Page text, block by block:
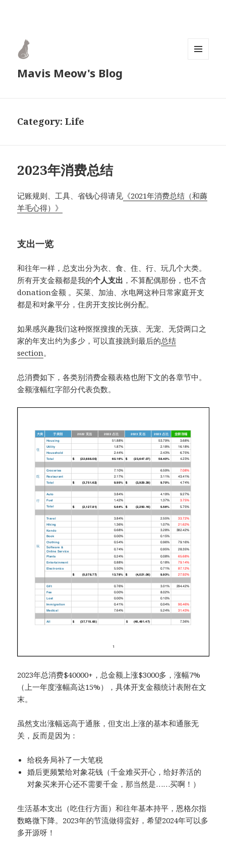
Mavis Meow's Blog
Category:Life
2023年消费总结
记账规则、工具、省钱心得请见 《2021年消费总结（和薅
羊毛心得）》
支出一览
和往年一样，总支出分为衣、食、住、行、玩几个大类。
所有开支金额都是我的个人支出 ，不算配偶那份，也不含
donation金额 。买菜、加油、水电网这种日常家庭开支
都是和对象平分，住房开支按比例分配。
如果感兴趣我们这种抠抠搜搜的无孩、无宠、无贷两口之
家的年支出约为多少，可以直接跳到最后的总结
section。
总消费如下，各类别消费金额表格也附下文的各章节中。
金额涨幅红字部分代表负数。
2023年总消费$40000+，总金额上涨$3000多，涨幅7%
（上一年度涨幅高达15%），具体开支金额统计表附在文
末。
虽然支出涨幅远高于通胀，但支出上涨的基本和通胀无
关，反而是因为：
给税务局补了一大笔税
婚后更频繁给对象花钱（千金难买开心，给好养活的
对象买来开心还不需要千金，那当然是……买啊！）
生活基本支出（吃住行方面）和往年基本持平，恩格尔指
数略微下降。2023年的节流做得蛮好，希望2024年可以多
多开源呀！